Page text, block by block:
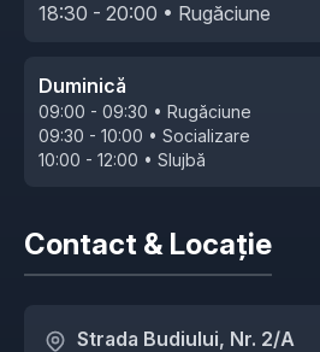
18:30 - 20:00 • Rugăciune
Duminică
09:00 - 09:30 • Rugăciune
09:30 - 10:00 • Socializare
10:00 - 12:00 • Slujbă
Contact & Locație
Strada Budiului, Nr. 2/A